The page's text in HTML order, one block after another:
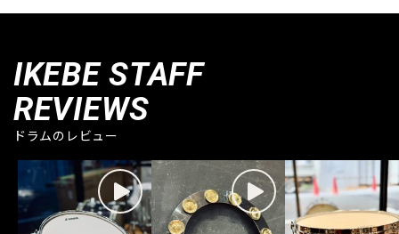
IKEBE STAFF
REVIEWS
ドラムのレビュー